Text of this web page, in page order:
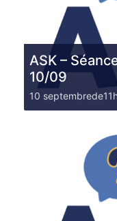
ASK –
10/09
10